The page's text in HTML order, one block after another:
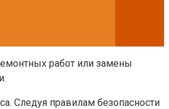
работ или замены
Следуя правилам безопасности